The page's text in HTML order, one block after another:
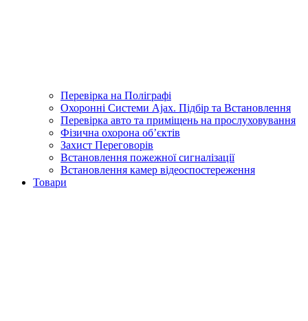
Перевірка на Поліграфі
Охоронні Системи Ajax. Підбір та Встановлення
Перевірка авто та приміщень на прослуховування
Фізична охорона об’єктів
Захист Переговорів
Встановлення пожежної сигналізації
Встановлення камер відеоспостереження
Товари